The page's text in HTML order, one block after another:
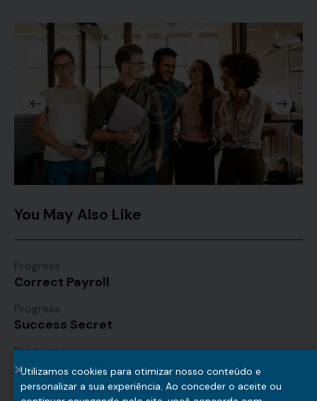
You May Also Like
Progress
Correct Payroll
Progress
Success Secret
Progress
Marketing Tips
Utilizamos cookies para otimizar nosso conteúdo e
personalizar a sua experiência. Ao conceder o aceite ou